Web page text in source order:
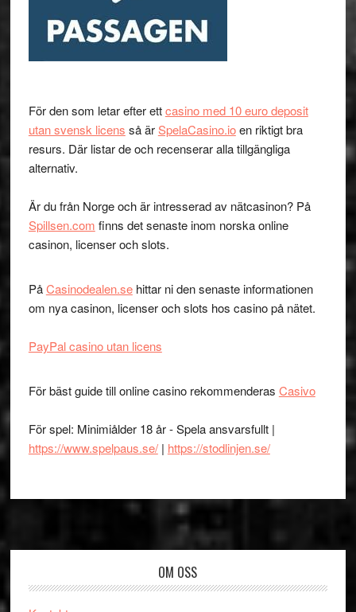
För den som letar efter ettcasino med 10 euro deposit
utan svensk licens så ärSpelaCasino.ioen riktigt bra
resurs. Där listar de och recenserar alla tillgängliga
alternativ.
Är du från Norge och är intresserad av nätcasinon? På
Spillsen.com finns det senaste inom norska online
casinon, licenser och slots.
PåCasinodealen.sehittar ni den senaste informationen
om nya casinon, licenser och slots hos casino på nätet.
PayPal casino utan licens
För bäst guide till online casino rekommenderas Casivo
För spel: Minimiålder 18 år - Spela ansvarsfullt |
https://www.spelpaus.se/| https://stodlinjen.se/
OM OSS